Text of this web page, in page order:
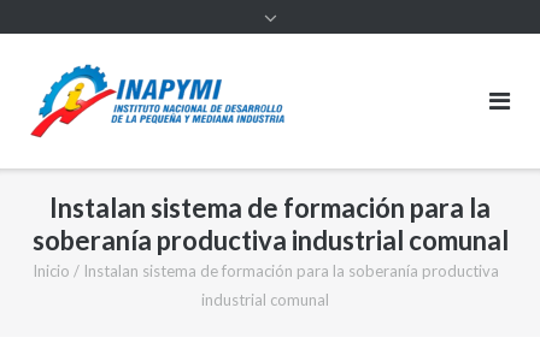
Instalan sistema de formación para la
soberanía productiva industrial comunal
Inicio / Instalan sistema de formación para la soberanía productiva
industrial comunal